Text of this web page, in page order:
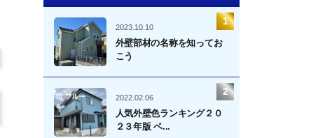
2023.10.10
外壁部材の名称を知ってお
こう
2022.02.06
人気外壁色ランキング２０
２３年版 ベ...